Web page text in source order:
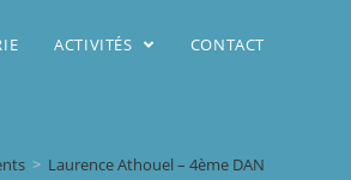
ACTIVITÉS CONTACT
> Laurence Athouel – 4ème DAN